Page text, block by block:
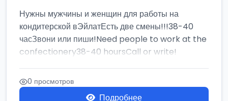
Нужны мужчины и женщин для работы на
кондитерской вЭйлатЕсть две смены!!!38-40
часЗвони или пиши!Need people to work at the
confectionery38-40 hoursCall or write!
0 просмотров
Подробнее